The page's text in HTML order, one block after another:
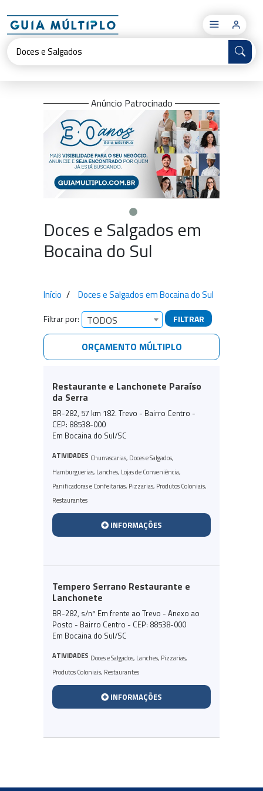
×
Anúncio Patrocinado
Doces e Salgados em
Bocaina do Sul
Início Doces e Salgados em Bocaina do Sul
Filtrar por: TODOS FILTRAR
ORÇAMENTO MÚLTIPLO
Restaurante e Lanchonete Paraíso
da Serra
BR-282, 57 km 182. Trevo - Bairro Centro -
CEP: 88538-000
Em Bocaina do Sul/SC
ATIVIDADES Churrascarias, Doces e Salgados,
Hamburguerias, Lanches, Lojas de Conveniência,
Panificadoras e Confeitarias, Pizzarias, Produtos Coloniais,
Restaurantes
INFORMAÇÕES
Tempero Serrano Restaurante e
Lanchonete
BR-282, s/nº Em frente ao Trevo - Anexo ao
Posto - Bairro Centro - CEP: 88538-000
Em Bocaina do Sul/SC
ATIVIDADES Doces e Salgados, Lanches, Pizzarias,
Produtos Coloniais, Restaurantes
INFORMAÇÕES